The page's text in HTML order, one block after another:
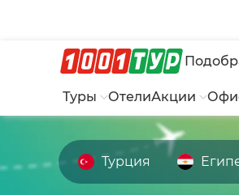
Туры ОтелиАкции
Турция